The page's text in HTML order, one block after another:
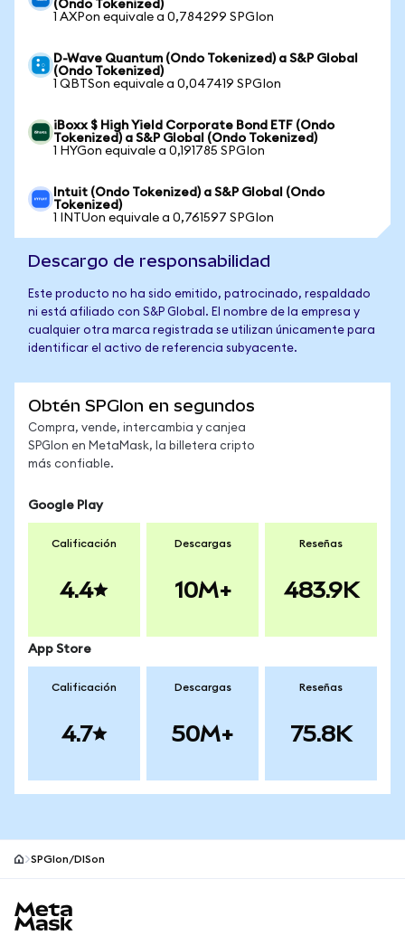
(Ondo Tokenized)
1 AXPon equivale a 0,784299 SPGIon
D-Wave Quantum (Ondo Tokenized) a S&P Global
(Ondo Tokenized)
1 QBTSon equivale a 0,047419 SPGIon
iBoxx $ High Yield Corporate Bond ETF (Ondo
Tokenized) a S&P Global (Ondo Tokenized)
1 HYGon equivale a 0,191785 SPGIon
Intuit (Ondo Tokenized) a S&P Global (Ondo
Tokenized)
1 INTUon equivale a 0,761597 SPGIon
Descargo de responsabilidad
Este producto no ha sido emitido, patrocinado, respaldado
ni está afiliado con S&P Global. El nombre de la empresa y
cualquier otra marca registrada se utilizan únicamente para
identificar el activo de referencia subyacente.
Obtén SPGIon en segundos
Compra, vende, intercambia y canjea
SPGIon en MetaMask, la billetera cripto
más confiable.
Google Play
Calificación
4.4
Descargas
10M+
Reseñas
483.9K
App Store
Calificación
4.7
Descargas
50M+
Reseñas
75.8K
SPGIon/DISon